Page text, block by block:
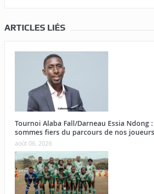
ARTICLES LIÉS
Tournoi Alaba Fall/Darneau Essia Ndong
sommes fiers du parcours de nos
août 06, 2026